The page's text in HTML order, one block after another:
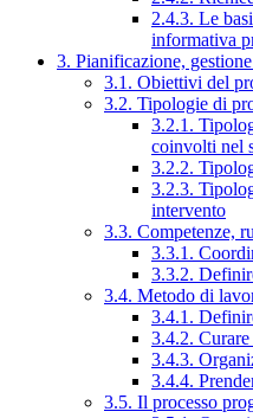
2.4.3. Le
informativa
3. Pianificazione,
3.1. Obiettivi del
3.2. Tipologie di
3.2.1.
coinvolti nel
3.2.2.
3.2.3.
intervento
3.3. Competenze,
3.3.1.
3.3.2.
3.4. Metodo di
3.4.1.
3.4.2.
3.4.3.
3.4.4.
3.5. Il processo